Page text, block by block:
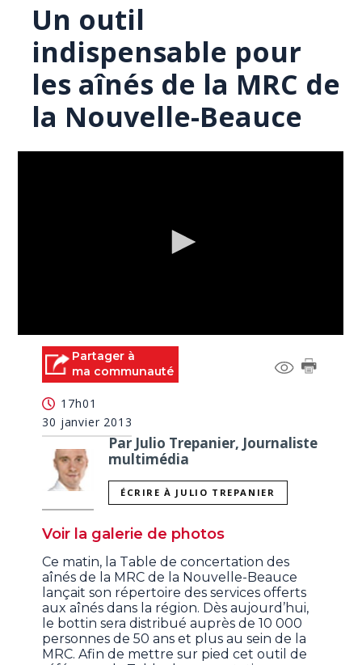
Un outil
indispensable pour
les aînés de la MRC de
la Nouvelle-Beauce
seconds Partager à
ma communauté
17h01
30 janvier 2013
Par Julio Trepanier, Journaliste
multimédia
ÉCRIRE À JULIO TREPANIER
Voir la galerie de photos
Ce matin, la Table de concertation des
aînés de la MRC de la Nouvelle-Beauce
lançait son répertoire des services offerts
aux aînés dans la région. Dès aujourd’hui,
le bottin sera distribué auprès de 10 000
personnes de 50 ans et plus au sein de la
MRC. Afin de mettre sur pied cet outil de